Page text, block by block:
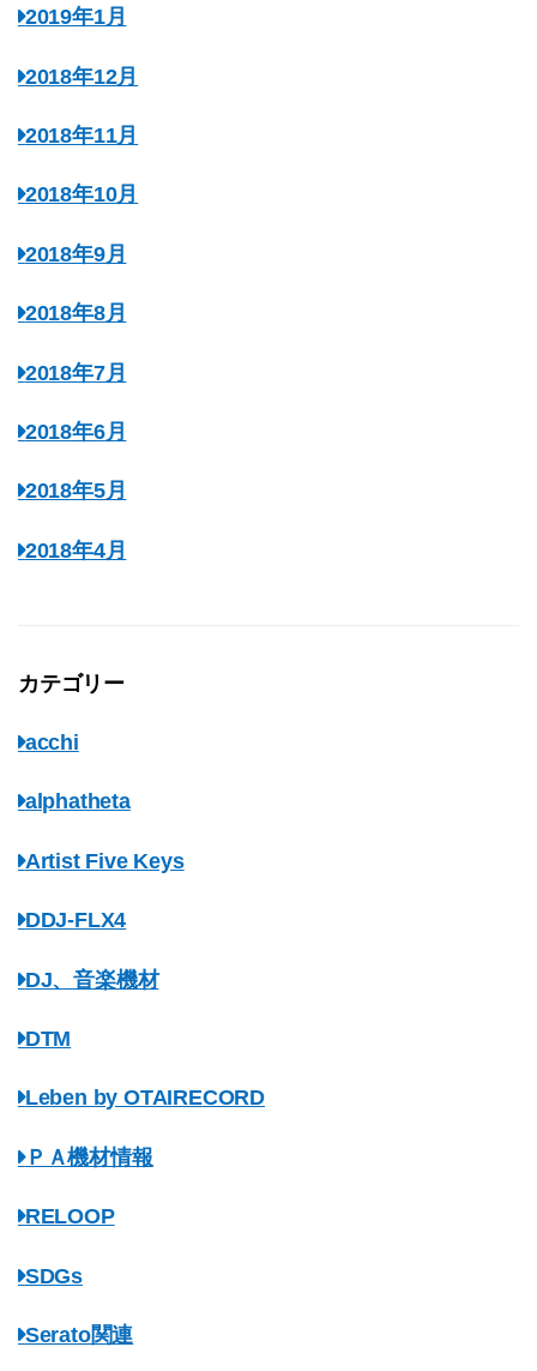
2019年1月
2018年12月
2018年11月
2018年10月
2018年9月
2018年8月
2018年7月
2018年6月
2018年5月
2018年4月
カテゴリー
acchi
alphatheta
Artist Five Keys
DDJ-FLX4
DJ、音楽機材
DTM
Leben by OTAIRECORD
ＰＡ機材情報
RELOOP
SDGs
Serato関連